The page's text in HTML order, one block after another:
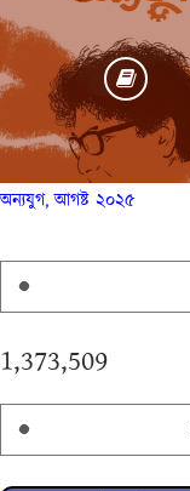
অন্যযুগ, আগষ্ট ২০২৫
1,373,509